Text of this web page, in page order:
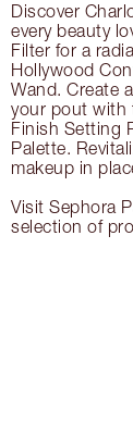
Discover
every beauty
Filter for a
Hollywood
Wand. Create
your pout with
Finish Setting
Palette.
makeup in
Visit Sephora
selection of